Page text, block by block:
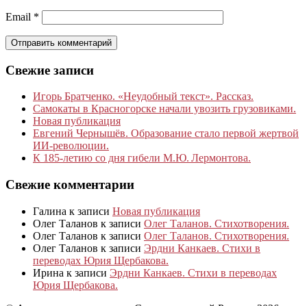
Email *
Свежие записи
Игорь Братченко. «Неудобный текст». Рассказ.
Самокаты в Красногорске начали увозить грузовиками.
Новая публикация
Евгений Чернышёв. Образование стало первой жертвой
ИИ-революции.
К 185‑летию со дня гибели М.Ю. Лермонтова.
Свежие комментарии
Галина к записи Новая публикация
Олег Таланов к записи Олег Таланов. Стихотворения.
Олег Таланов к записи Олег Таланов. Стихотворения.
Олег Таланов к записи Эрдни Канкаев. Стихи в
переводах Юрия Щербакова.
Ирина к записи Эрдни Канкаев. Стихи в переводах
Юрия Щербакова.